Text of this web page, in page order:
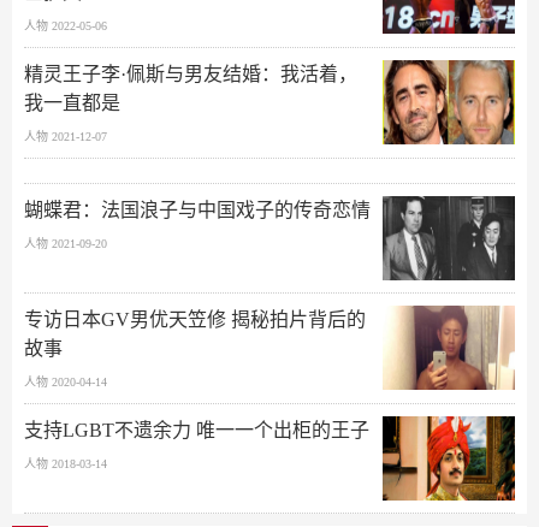
人物 2022-05-06
精灵王子李·佩斯与男友结婚：我活着，
我一直都是
人物 2021-12-07
蝴蝶君：法国浪子与中国戏子的传奇恋情
人物 2021-09-20
专访日本GV男优天笠修 揭秘拍片背后的
故事
人物 2020-04-14
支持LGBT不遗余力 唯一一个出柜的王子
人物 2018-03-14